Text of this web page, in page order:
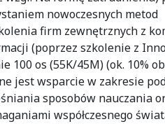
nowoczesnych metod
firm zewnętrznych z
(poprzez szkolenie z
100 os (55K/45M) (ok. 10%
jest wsparcie w zakresie
sposobów nauczania
współczesnego